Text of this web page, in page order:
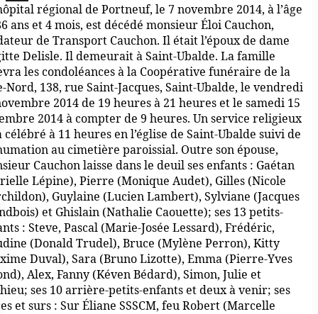
X
régional de Portneuf, le 7 novembre 2014, à l’âge
ans et 4 mois, est décédé monsieur Éloi Cauchon,
de Transport Cauchon. Il était l’époux de dame
Delisle. Il demeurait à Saint-Ubalde. La famille
les condoléances à la Coopérative funéraire de la
Nord, 138, rue Saint-Jacques, Saint-Ubalde, le vendredi
2014 de 19 heures à 21 heures et le samedi 15
2014 à compter de 9 heures. Un service religieux
célébré à 11 heures en l’église de Saint-Ubalde suivi de
au cimetière paroissial. Outre son épouse,
Cauchon laisse dans le deuil ses enfants : Gaétan
Lépine), Pierre (Monique Audet), Gilles (Nicole
Guylaine (Lucien Lambert), Sylviane (Jacques
et Ghislain (Nathalie Caouette); ses 13 petits-
: Steve, Pascal (Marie-Josée Lessard), Frédéric,
(Donald Trudel), Bruce (Mylène Perron), Kitty
Duval), Sara (Bruno Lizotte), Emma (Pierre-Yves
Alex, Fanny (Kéven Bédard), Simon, Julie et
ses 10 arrière-petits-enfants et deux à venir; ses
et surs : Sur Éliane SSSCM, feu Robert (Marcelle